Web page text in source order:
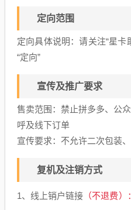
定向范围
定向具体说明 ：请关注“星卡
“定向”
宣传及推广要求
售卖范围：禁止拼多多、公
呼及线下订单
宣传要求：不允许二次包装
复机及注销方式
1、线上销户链接 （不退费）：